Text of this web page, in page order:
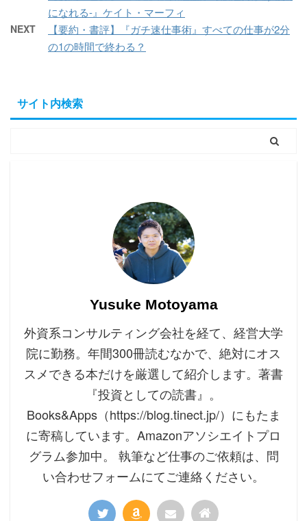
になれる-』ケイト・マーフィ
NEXT
【要約・書評】『ガチ速仕事術』すべての仕事が2分
の1の時間で終わる？
サイト内検索
Yusuke Motoyama
外資系コンサルティング会社を経て、経営大学
院に勤務。年間300冊読むなかで、絶対にオス
スメできる本だけを厳選して紹介します。著書
『投資としての読書』。
Books&Apps（https://blog.tinect.jp/）にもたま
に寄稿しています。Amazonアソシエイトプロ
グラム参加中。 執筆など仕事のご依頼は、問
い合わせフォームにてご連絡ください。